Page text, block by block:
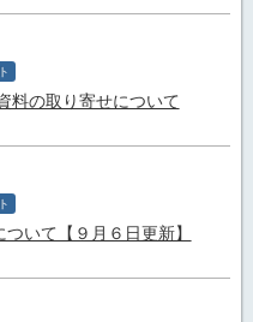
料の取り寄せについて
いて【９月６日更新】